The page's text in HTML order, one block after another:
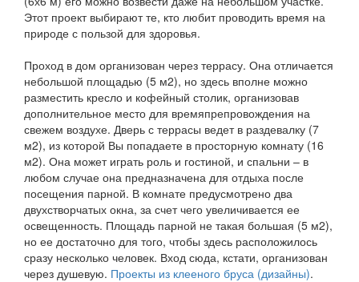
Этот проект выбирают те, кто любит проводить время на
природе с пользой для здоровья.
Проход в дом организован через террасу. Она отличается
небольшой площадью (5 м2), но здесь вполне можно
разместить кресло и кофейный столик, организовав
дополнительное место для времяпрепровождения на
свежем воздухе. Дверь с террасы ведет в раздевалку (7
м2), из которой Вы попадаете в просторную комнату (16
м2). Она может играть роль и гостиной, и спальни – в
любом случае она предназначена для отдыха после
посещения парной. В комнате предусмотрено два
двухстворчатых окна, за счет чего увеличивается ее
освещенность. Площадь парной не такая большая (5 м2),
но ее достаточно для того, чтобы здесь расположилось
сразу несколько человек. Вход сюда, кстати, организован
через душевую. Проекты из клееного бруса (дизайны).